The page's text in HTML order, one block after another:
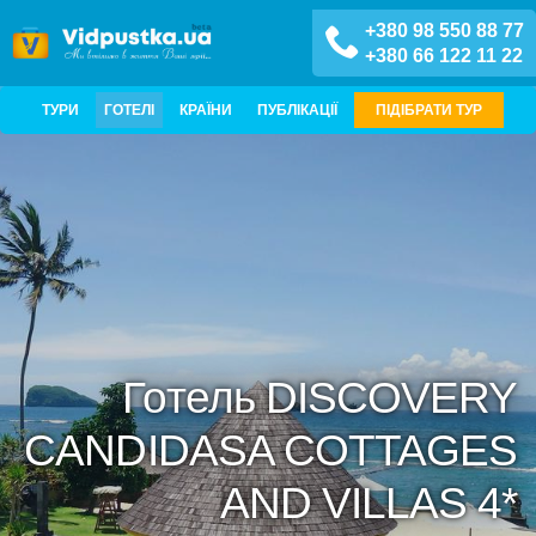
+380 98 550 88 77
+380 66 122 11 22
ТУРИ ГОТЕЛІ КРАЇНИ ПУБЛІКАЦІЇ ПІДІБРАТИ ТУР
Готель DISCOVERY
CANDIDASA COTTAGES
AND VILLAS 4*